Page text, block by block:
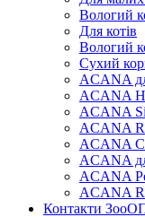
Вологий
Для котів
Вологий
Сухий
ACANA
ACANA
ACANA
ACANA
ACANA
ACANA
ACANA
ACANA
Контакти